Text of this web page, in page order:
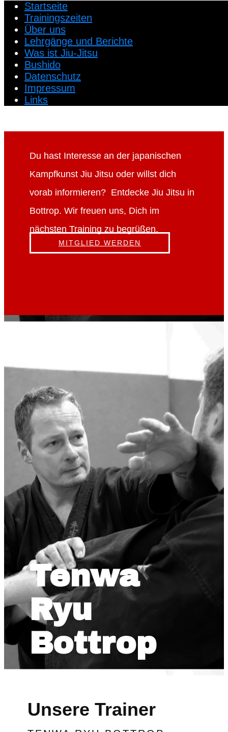
Startseite
Trainingszeiten
Über uns
Lehrgänge und Berichte
Was ist Jiu-Jitsu
Bushido
Datenschutz
Impressum
Links
Du hast Interesse an der japanischen
Kampfkunst Jiu Jitsu oder willst dich
vorab informieren? Entdecke Jiu Jitsu in
Bottrop. Wir freuen uns, Dich im
nächsten Training zu begrüßen.
MITGLIED WERDEN
Tenwa
Ryu
Bottrop
Unsere Trainer